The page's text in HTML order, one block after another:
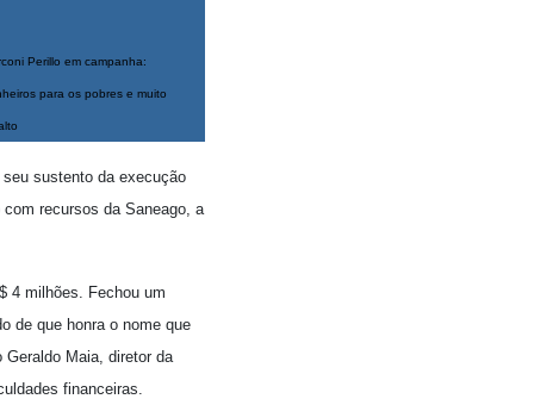
Perillo em campanha:
para os pobres e muito
sustento da execução
recursos da Saneago, a
4 milhões. Fechou um
de que honra o nome que
Geraldo Maia, diretor da
financeiras.